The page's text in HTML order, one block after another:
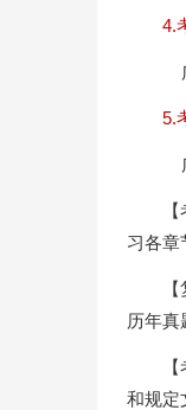
4.
5.
习各章
历年真
和规定